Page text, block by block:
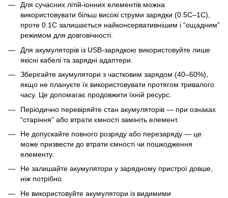
Для сучасних літій-іонних елементів можна
використовувати більш високі струми зарядки (0.5C–1C),
проте 0.1C залишається найконсервативнішим і “ощадним”
режимом для довговічності.
Для акумуляторів із USB-зарядкою використовуйте лише
якісні кабелі та зарядні адаптери.
Зберігайте акумулятори з частковим зарядом (40–60%),
якщо не плануєте їх використовувати протягом тривалого
часу. Це допомагає продовжити їхній ресурс.
Періодично перевіряйте стан акумуляторів — при ознаках
“старіння” або втрати ємності замініть елемент.
Не допускайте повного розряду або перезаряду — це
може призвести до втрати ємності чи пошкодження
елементу.
Не залишайте акумулятори у зарядному пристрої довше,
ніж потрібно.
Не використовуйте акумулятори із видимими